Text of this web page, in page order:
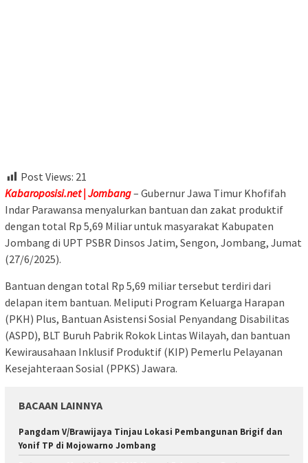
Post Views: 21
Kabaroposisi.net | Jombang– Gubernur Jawa Timur Khofifah
Indar Parawansa menyalurkan bantuan dan zakat produktif
dengan total Rp 5,69 Miliar untuk masyarakat Kabupaten
Jombang di UPT PSBR Dinsos Jatim, Sengon, Jombang, Jumat
(27/6/2025).
Bantuan dengan total Rp 5,69 miliar tersebut terdiri dari
delapan item bantuan. Meliputi Program Keluarga Harapan
(PKH) Plus, Bantuan Asistensi Sosial Penyandang Disabilitas
(ASPD), BLT Buruh Pabrik Rokok Lintas Wilayah, dan bantuan
Kewirausahaan Inklusif Produktif (KIP) Pemerlu Pelayanan
Kesejahteraan Sosial (PPKS) Jawara.
BACAAN LAINNYA
Pangdam V/Brawijaya Tinjau Lokasi Pembangunan Brigif dan
Yonif TP di Mojowarno Jombang